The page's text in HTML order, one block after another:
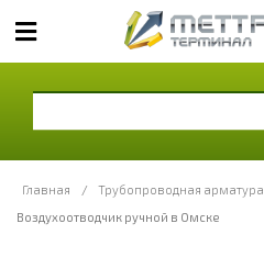
Главная / Трубопроводная арматура
Воздухоотводчик ручной в Омске